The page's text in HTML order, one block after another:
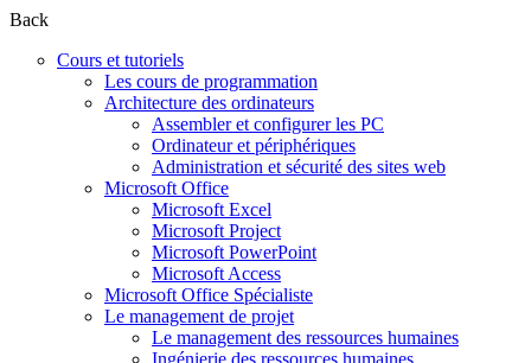
Back
Cours et tutoriels
Les cours de programmation
Architecture des ordinateurs
Assembler et configurer les PC
Ordinateur et périphériques
Administration et sécurité des sites web
Microsoft Office
Microsoft Excel
Microsoft Project
Microsoft PowerPoint
Microsoft Access
Microsoft Office Spécialiste
Le management de projet
Le management des ressources humaines
Ingénierie des ressources humaines